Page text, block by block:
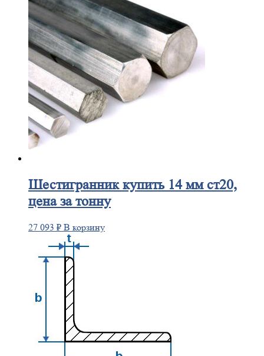
Шестигранниккупить 14 мм ст20,
цена за тонну
27 093 ₽ В корзину